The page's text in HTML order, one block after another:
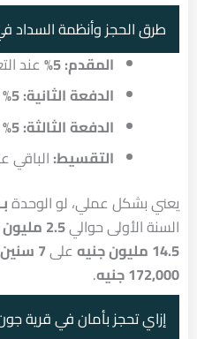
طرق الحجز وأنظمة
المقدم: 5%
عند
الدفعة الثانية: 5%
الدفعة الثالثة: 5%
التقسيط: الباقي
يعني بشكل عملي، لو الوحدةبـ 17 مليون جنيه،
السنة الأولى حوالي
14.5 مليون جنيه
على
172,000 جنيه
.
إزاي تحجز بأمان في قرية